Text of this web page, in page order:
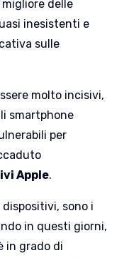
migliore delle
inesistenti e
sulle
molto incisivi,
smartphone
per
Apple.
sono i
in questi giorni,
in grado di